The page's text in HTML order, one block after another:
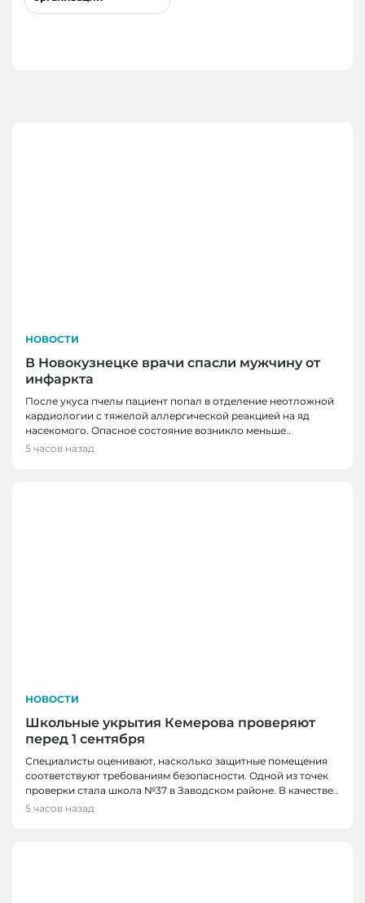
НОВОСТИ
В Новокузнецке врачи спасли мужчину от
инфаркта
После укуса пчелы пациент попал в отделение неотложной
кардиологии с тяжелой аллергической реакцией на яд
насекомого. Опасное состояние возникло меньше..
5 часов назад
НОВОСТИ
Школьные укрытия Кемерова проверяют
перед 1 сентября
Специалисты оценивают, насколько защитные помещения
соответствуют требованиям безопасности. Одной из точек
проверки стала школа №37 в Заводском районе. В качестве..
5 часов назад